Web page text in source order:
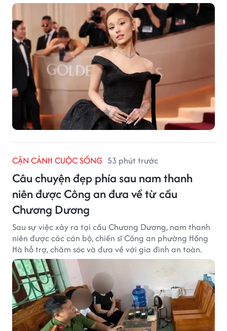
CẬN CẢNH CUỘC SỐNG 53 phút trước
Câu chuyện đẹp phía sau nam thanh
niên được Công an đưa về từ cầu
Chương Dương
Sau sự việc xảy ra tại cầu Chương Dương, nam thanh
niên được các cán bộ, chiến sĩ Công an phường Hồng
Hà hỗ trợ, chăm sóc và đưa về với gia đình an toàn.